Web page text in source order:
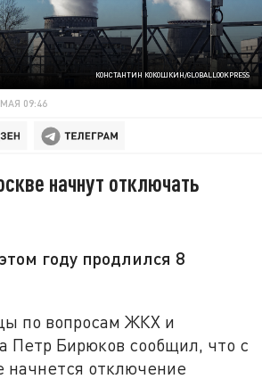
КОНСТАНТИН КОКОШКИН/GLOBALLOOKPRESS
09:46
начнут отключать
году продлился 8
по вопросам ЖКХ и
Петр Бирюков сообщил, что с
начнется отключение